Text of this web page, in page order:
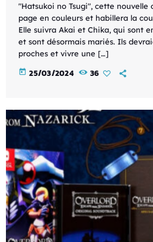
"Hatsukoi no Tsugi", cette
page en couleurs et habillera la
Elle suivra Akai et Chika, qui sont
et sont désormais mariés. Ils
proches et vivre une […]
today 25/03/2024 36